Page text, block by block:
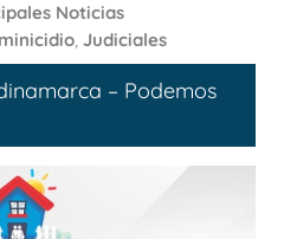
Noticias
, Judiciales
– Podemos